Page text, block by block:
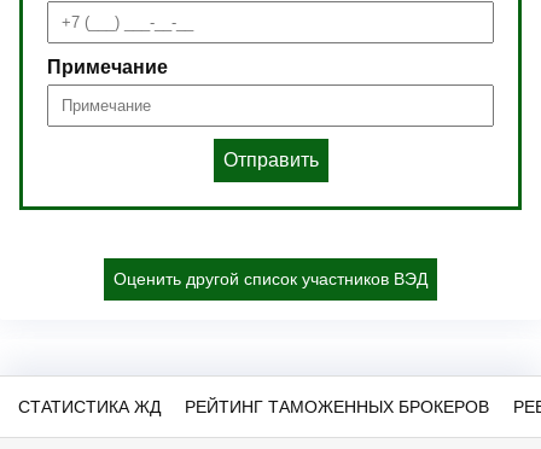
Примечание
Отправить
Оценить другой список участников ВЭД
СТАТИСТИКА ЖД РЕЙТИНГ ТАМОЖЕННЫХ БРОКЕРОВ